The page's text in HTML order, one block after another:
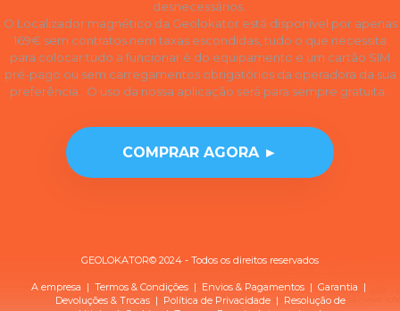
desnecessários.
O Localizador magnético da Geolokator está disponível por apenas
169€ sem contratos nem taxas escondidas, tudo o que necessita
para colocar tudo a funcionar é do equipamento e um cartão SIM
pré-pago ou sem carregamentos obrigatórios da operadora da sua
preferência. O uso da nossa aplicação será para sempre gratuita.
COMPRAR AGORA ►
GEOLOKATOR© 2024 - Todos os direitos reservados
A empresa | Termos & Condições | Envios & Pagamentos | Garantia |
Devoluções & Trocas| Política de Privacidade| Resolução de